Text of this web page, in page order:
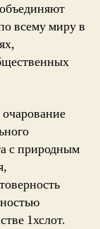
всему миру в
с природным
1хслот.